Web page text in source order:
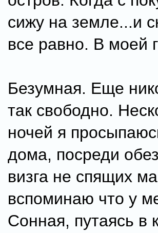
сижу на земле...и
все равно. В моей
Безумная. Еще
так свободно.
ночей я
дома, посреди
визга не спящих
вспоминаю что у
Сонная, путаясь в